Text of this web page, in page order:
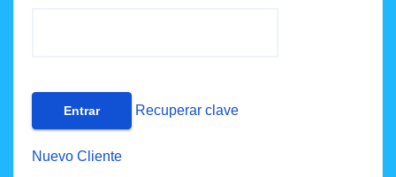
Recuperar clave
Nuevo Cliente